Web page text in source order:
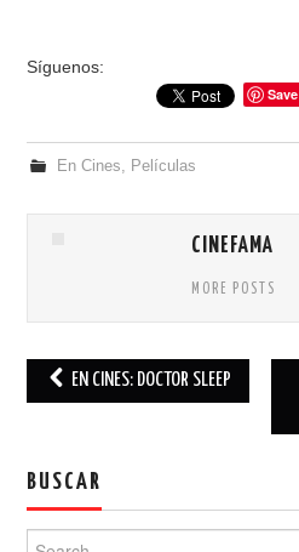
Síguenos:
Save
En Cines Películas
CINEFAMA
MORE POSTS
EN CINES: DOCTOR SLEEP
BUSCAR
Search for: